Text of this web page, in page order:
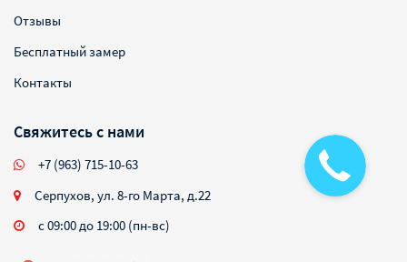
Отзывы
Бесплатный замер
Контакты
Свяжитесь с нами
+7 (963) 715-10-63
Серпухов, ул. 8-го Марта, д.22
с 09:00 до 19:00 (пн-вс)